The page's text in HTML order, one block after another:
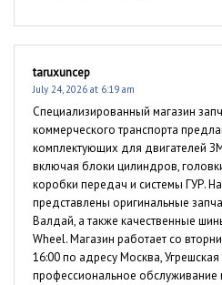
taruxuncep
July 24, 2026 at 6:19 am
Специализированный магазин
коммерческого транспорта
комплектующих для двигателей
включая блоки цилиндров,
коробки передач и системы ГУР. На
представлены оригинальные
Валдай, а также качественные
Wheel. Магазин работает со
16:00 по адресу Москва,
профессиональное обслуживание